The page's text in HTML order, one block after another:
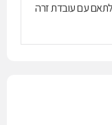
לתאם עם עובדת זרה